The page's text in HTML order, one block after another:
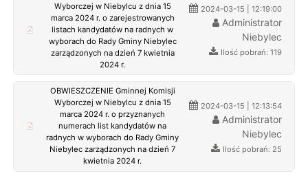
Wyborczej w Niebylcu z dnia 15
marca 2024 r. o zarejestrowanych
listach kandydatów na radnych w
wyborach do Rady Gminy Niebylec
zarządzonych na dzień 7 kwietnia
2024 r.
2024-03-15 | 12:19:00
Administrator
Niebylec
Ilość pobrań: 119
OBWIESZCZENIE Gminnej Komisji
Wyborczej w Niebylcu z dnia 15
marca 2024 r. o przyznanych
numerach list kandydatów na
radnych w wyborach do Rady Gminy
Niebylec zarządzonych na dzień 7
kwietnia 2024 r.
2024-03-15 | 12:13:54
Administrator
Niebylec
Ilość pobrań: 25